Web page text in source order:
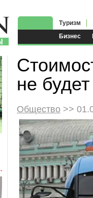
Бизнес
Туризм
не будет
Общество >>